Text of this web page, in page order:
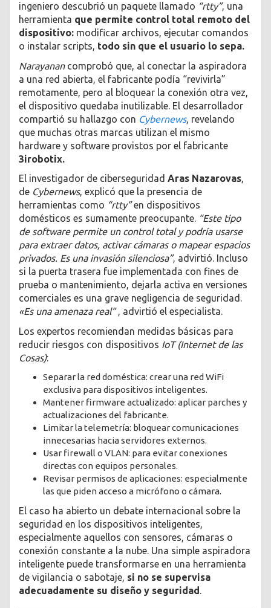
ingeniero descubrió un paquete llamado “rtty”, una
herramienta que permite control total remoto del
dispositivo: modificar archivos, ejecutar comandos
o instalar scripts, todo sin que el usuario lo sepa.
Narayanancomprobó que, al conectar la aspiradora
a una red abierta, el fabricante podía “revivirla”
remotamente, pero al bloquear la conexión otra vez,
el dispositivo quedaba inutilizable. El desarrollador
compartió su hallazgo con Cybernews, revelando
que muchas otras marcas utilizan el mismo
hardware y software provistos por el fabricante
3irobotix.
El investigador de ciberseguridad Aras Nazarovas,
de Cybernews, explicó que la presencia de
herramientas como “rtty”en dispositivos
domésticos es sumamente preocupante. “Este tipo
de software permite un control total y podría usarse
para extraer datos, activar cámaras o mapear espacios
privados. Es una invasión silenciosa”, advirtió. Incluso
si la puerta trasera fue implementada con fines de
prueba o mantenimiento, dejarla activa en versiones
comerciales es una grave negligencia de seguridad.
«Es una amenaza real”, advirtió el especialista.
Los expertos recomiendan medidas básicas para
reducir riesgos con dispositivos IoT (Internet de las
Cosas):
Separar la red doméstica: crear una red WiFi
exclusiva para dispositivos inteligentes.
Mantener firmware actualizado: aplicar parches y
actualizaciones del fabricante.
Limitar la telemetría: bloquear comunicaciones
innecesarias hacia servidores externos.
Usar firewall o VLAN: para evitar conexiones
directas con equipos personales.
Revisar permisos de aplicaciones: especialmente
las que piden acceso a micrófono o cámara.
El caso ha abierto un debate internacional sobre la
seguridad en los dispositivos inteligentes,
especialmente aquellos con sensores, cámaras o
conexión constante a la nube. Una simple aspiradora
inteligente puede transformarse en una herramienta
de vigilancia o sabotaje, si no se supervisa
adecuadamente su diseño y seguridad.